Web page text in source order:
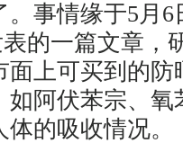
。事情缘于5月
表的一篇文章
面上可买到的
如阿伏苯宗、
的吸收情况。